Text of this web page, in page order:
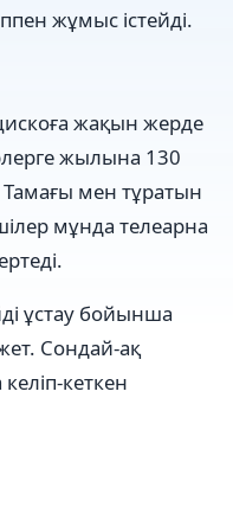
жұмыс істейді.
жақын жерде
жылына 130
мен тұратын
мұнда телеарна
ұстау бойынша
Сондай-ақ
кеткен